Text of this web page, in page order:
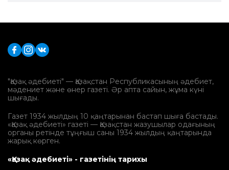
"Қазақ әдебиеті" — Қазақстан Республикасының әдебиет,
мәдениет және өнер газеті. Әр апта сайын, жұма күні
шығады.
Газет 1934 жылдың 10 қаңтарынан бастап шыға бастады.
«Қазақ әдебиеті» газеті — Қазақстан жазушылар одағының
органы ретінде тұңғыш саны 1934 жылдың қаңтарында
жарық көрген.
«Қазақ әдебиеті» - газетінің тарихы